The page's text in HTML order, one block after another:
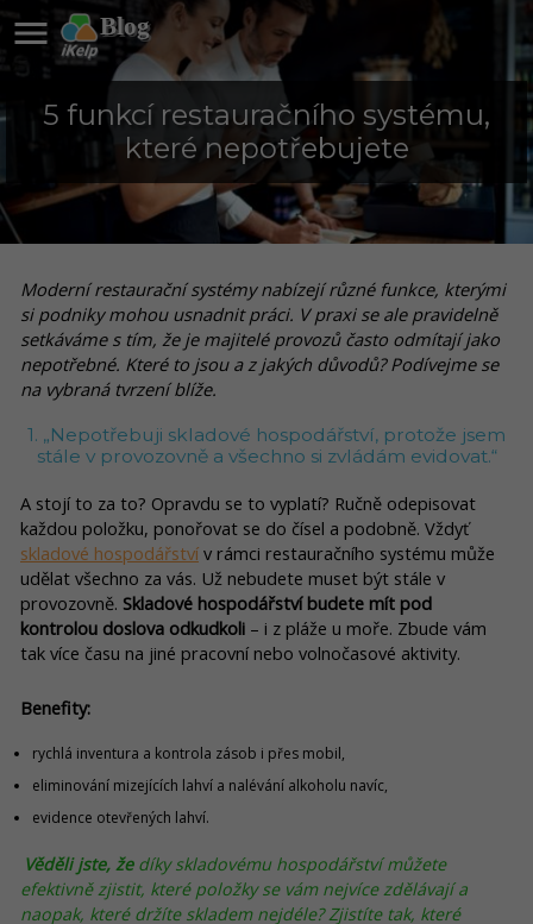
Blog

5 funkcí restauračního systému,
které nepotřebujete
Moderní restaurační systémy nabízejí různé funkce, kterými
si podniky mohou usnadnit práci. V praxi se ale pravidelně
setkáváme s tím, že je majitelé provozů často odmítají jako
nepotřebné. Které to jsou a z jakých důvodů? Podívejme se
na vybraná tvrzení blíže.
1. „Nepotřebuji skladové hospodářství, protože jsem
stále v provozovně a všechno si zvládám evidovat.“
A stojí to za to? Opravdu se to vyplatí? Ručně odepisovat
každou položku, ponořovat se do čísel a podobně. Vždyť
skladové hospodářství v rámci restauračního systému může
udělat všechno za vás. Už nebudete muset být stále v
provozovně. Skladové hospodářství budete mít pod
kontrolou doslova odkudkoli – i z pláže u moře. Zbude vám
tak více času na jiné pracovní nebo volnočasové aktivity.
Benefity:
rychlá inventura a kontrola zásob i přes mobil,
eliminování mizejících lahví a nalévání alkoholu navíc,
evidence otevřených lahví.
Věděli jste, žedíky skladovému hospodářství můžete
efektivně zjistit, které položky se vám nejvíce zdělávají a
naopak, které držíte skladem nejdéle? Zjistíte tak, které